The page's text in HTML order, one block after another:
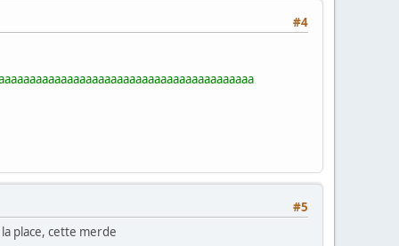
#4
#5
place, cette merde